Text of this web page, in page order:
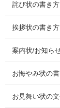
詫び状の書き
挨拶状の書き
案内状/お知ら
お悔やみ状の
お見舞い状の